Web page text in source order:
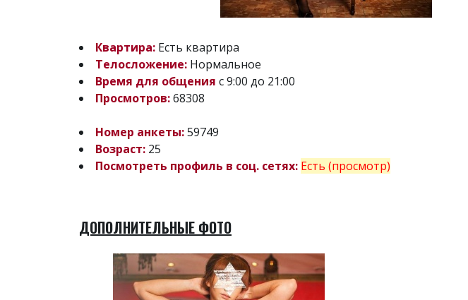
Квартира: Есть квартира
Телосложение: Нормальное
Время для общения с 9:00 до 21:00
Просмотров:68308
Номер анкеты:59749
Возраст: 25
Посмотреть профиль в соц. сетях: Есть (просмотр)
ДОПОЛНИТЕЛЬНЫЕ ФОТО